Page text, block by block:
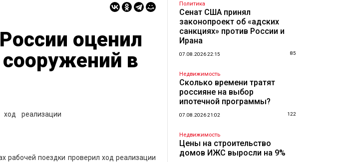
оценил
в
рабочей поездки проверил ход реализации
Политика
Сенат США принял
законопроект об «адских
санкциях» против России и
Ирана
07.08.2026 22:15 85
Недвижимость
Сколько времени тратят
россияне на выбор
ипотечной программы?
07.08.2026 21:02 122
Недвижимость
Цены на строительство
домов ИЖС выросли на 9%